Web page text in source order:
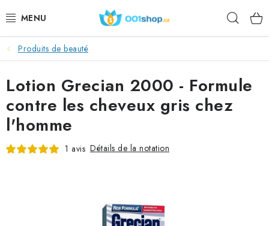
au
DOPLŇKY STRAVY
PRODUITS DE BEAUTÉ
SPORT
DENRÉES ALIMENTAIRES
Produits de beauté
Lotion Grecian 2000 - Formule
contre les cheveux gris chez
l'homme
1 avis Détails de la notation